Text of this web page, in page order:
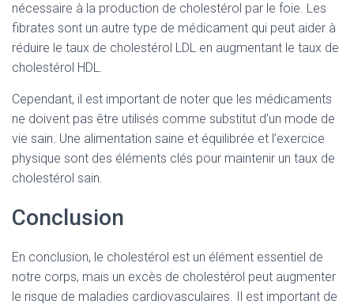
nécessaire à la production de cholestérol par le foie. Les
fibrates sont un autre type de médicament qui peut aider à
réduire le taux de cholestérol LDL en augmentant le taux de
cholestérol HDL.
Cependant, il est important de noter que les médicaments
ne doivent pas être utilisés comme substitut d’un mode de
vie sain. Une alimentation saine et équilibrée et l’exercice
physique sont des éléments clés pour maintenir un taux de
cholestérol sain.
Conclusion
En conclusion, le cholestérol est un élément essentiel de
notre corps, mais un excès de cholestérol peut augmenter
le risque de maladies cardiovasculaires. Il est important de